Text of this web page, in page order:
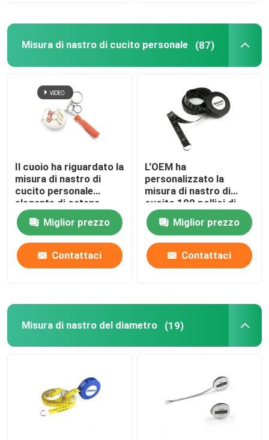
Misura di nastro di cucito personale (87)
Il cuoio ha riguardato la
misura di nastro di
cucito personale
elegante di catena
chiave della nappa
Miglior prezzo
Contattaci
L'OEM ha
personalizzato la
misura di nastro di
cucito 100 pollici di
lunghezza extra per i
progetti del tessuto
Miglior prezzo
Contattaci
Misura di nastro del diametro (19)